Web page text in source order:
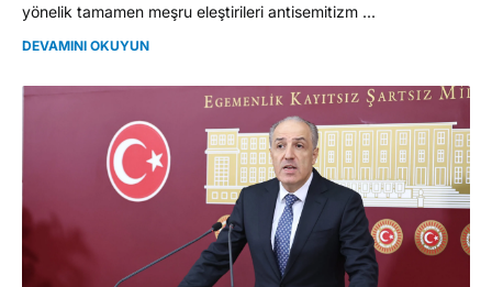
yönelik tamamen meşru eleştirileri antisemitizm ...
DEVAMINI OKUYUN